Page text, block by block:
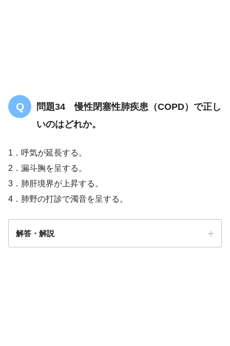
問題34 慢性閉塞性肺疾患（COPD）で正し
いのはどれか。
1．呼気が延長する。
2．漏斗胸を呈する。
3．肺肝境界が上昇する。
4．肺野の打診で濁音を呈する。
解答・解説